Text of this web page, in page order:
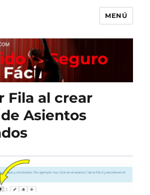
MENÚ
Fila al crear
Asientos